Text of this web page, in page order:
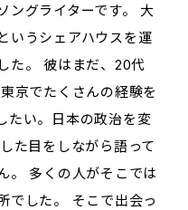
ングライターです。 大
いうシェアハウスを運
た。 彼はまだ、20代
京でたくさんの経験を
たい。日本の政治を変
た目をしながら語って
。 多くの人がそこでは
でした。 そこで出会っ